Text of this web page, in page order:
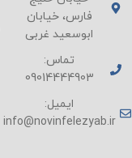
فارس، خیابان
ابوسعید غربی
تماس:
09014444903
ایمیل:
info@novinfelezyab.ir